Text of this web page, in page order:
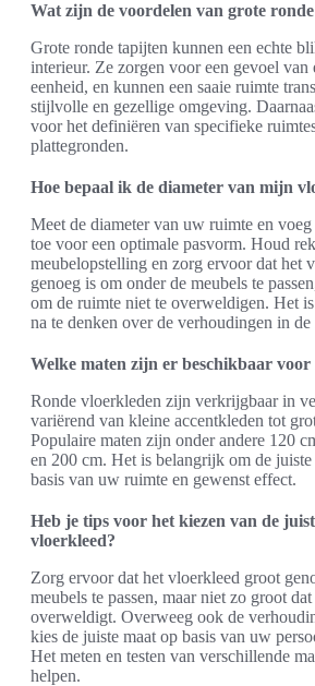
Wat zijn de voordelen van grote
Grote ronde tapijten kunnen een echte
interieur. Ze zorgen voor een gevoel van
eenheid, en kunnen een saaie ruimte
stijlvolle en gezellige omgeving.
voor het definiëren van specifieke
plattegronden.
Hoe bepaal ik de diameter van mijn
Meet de diameter van uw ruimte en
toe voor een optimale pasvorm. Houd
meubelopstelling en zorg ervoor dat het
genoeg is om onder de meubels te
om de ruimte niet te overweldigen. Het
na te denken over de verhoudingen in de
Welke maten zijn er beschikbaar
Ronde vloerkleden zijn verkrijgbaar in
variërend van kleine accentkleden tot
Populaire maten zijn onder andere 120
en 200 cm. Het is belangrijk om de
basis van uw ruimte en gewenst effect.
Heb je tips voor het kiezen van de
vloerkleed?
Zorg ervoor dat het vloerkleed groot
meubels te passen, maar niet zo groot
overweldigt. Overweeg ook de
kies de juiste maat op basis van uw
Het meten en testen van verschillende
helpen.